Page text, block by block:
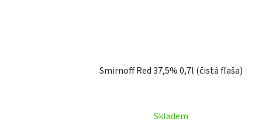
Smirnoff Red 37,5% 0,7l (čistá fľaša)
Skladem